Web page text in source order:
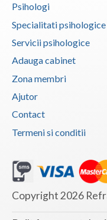
Vrancea
Psihologi
Specialitati psihologice
Servicii psihologice
Adauga cabinet
Zona membri
Ajutor
Contact
Termeni si conditii
Copyright 2026